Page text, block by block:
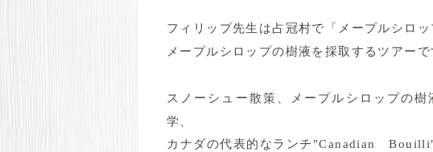
フィリップ先生は占冠村で「メープルシロッ
メープルシロップの樹液を採取するツアーで
スノーシュー散策、 メープルシロップの樹
学、
カナダの代表的なランチ "Canadian Bouilli"